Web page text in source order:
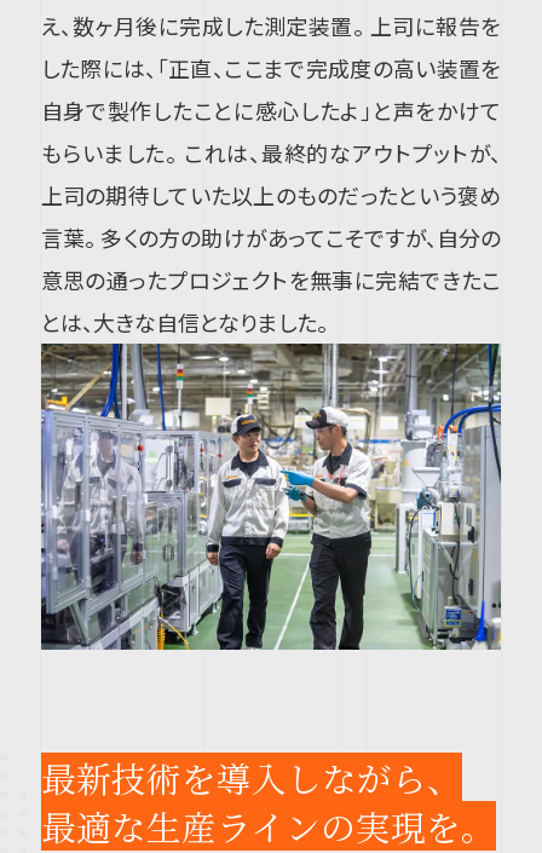
え、数ヶ月後に完成した測定装置。 上司に報告を
した際には、「正直、ここまで完成度の高い装置を
自身で製作したことに感心したよ」と声をかけて
もらいました。 これは、最終的なアウトプットが、
上司の期待していた以上のものだったという褒め
言葉。 多くの方の助けがあってこそですが、自分の
意思の通ったプロジェクトを無事に完結できたこ
とは、大きな自信となりました。
最新技術を導入しながら、
最適な生産ラインの実現を。